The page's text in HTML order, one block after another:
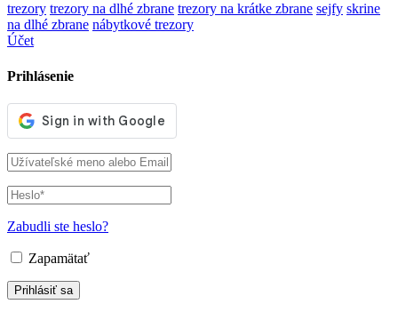
trezory trezory na dlhé zbrane trezory na krátke zbrane sejfy skrine
na dlhé zbrane nábytkové trezory
Účet
Prihlásenie
Zabudli ste heslo?
Zapamätať